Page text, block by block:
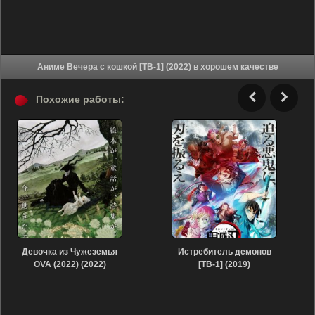
Аниме Вечера с кошкой [ТВ-1] (2022) в хорошем качестве
Похожие работы:
Девочка из Чужеземья
OVA (2022) (2022)
Истребитель демонов
[ТВ-1] (2019)